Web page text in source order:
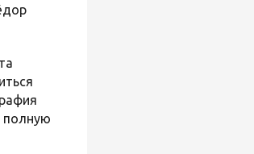
полную